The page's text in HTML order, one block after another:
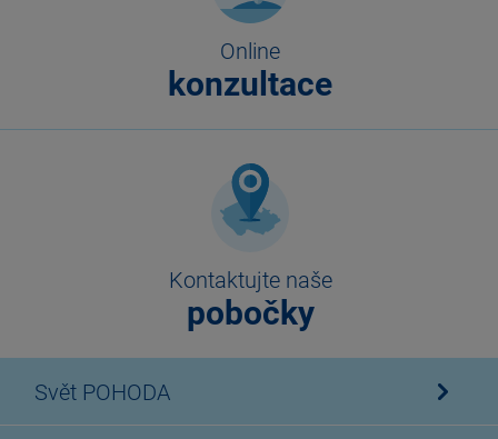
Online
konzultace
Kontaktujte naše
pobočky
Svět POHODA